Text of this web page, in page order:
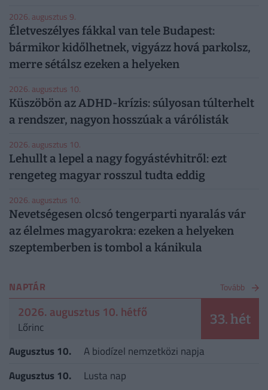
2026. augusztus 9.
Életveszélyes fákkal van tele Budapest:
bármikor kidőlhetnek, vigyázz hová parkolsz,
merre sétálsz ezeken a helyeken
2026. augusztus 10.
Küszöbön az ADHD-krízis: súlyosan túlterhelt
a rendszer, nagyon hosszúak a várólisták
2026. augusztus 10.
Lehullt a lepel a nagy fogyástévhitről: ezt
rengeteg magyar rosszul tudta eddig
2026. augusztus 10.
Nevetségesen olcsó tengerparti nyaralás vár
az élelmes magyarokra: ezeken a helyeken
szeptemberben is tombol a kánikula
NAPTÁR Tovább
2026. augusztus 10. hétfő
Lőrinc 33. hét
Augusztus 10.
A biodízel nemzetközi napja
Augusztus 10.
Lusta nap